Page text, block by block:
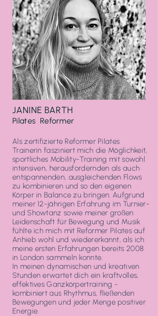
JANINE BARTH
Pilates Reformer
Als zertifizierte Reformer Pilates
Trainerin fasziniert mich die Möglichkeit,
sportliches Mobility-Training mit sowohl
intensiven, herausfordernden als auch
entspannenden, ausgleichenden Flows
zu kombinieren und so den eigenen
Körper in Balance zu bringen. Aufgrund
meiner 12-jährigen Erfahrung im Turnier-
und Showtanz sowie meiner großen
Leidenschaft für Bewegung und Musik
fühlte ich mich mit Reformer Pilates auf
Anhieb wohl und wiedererkannt, als ich
meine ersten Erfahrungen bereits 2008
in London sammeln konnte.
In meinen dynamischen und kreativen
Stunden erwartet dich ein kraftvolles,
effektives Ganzkörpertraining -
kombiniert aus Rhythmus, fließenden
Bewegungen und jeder Menge positiver
Energie.